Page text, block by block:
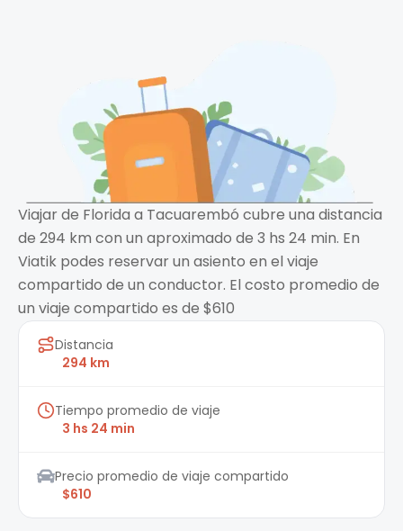
Viajar de Florida a Tacuarembó cubre una distancia
de 294 km con un aproximado de 3 hs 24 min. En
Viatik podes reservar un asiento en el viaje
compartido de un conductor. El costo promedio de
un viaje compartido es de $610
Distancia
294 km
Tiempo promedio de viaje
3 hs 24 min
Precio promedio de viaje compartido
$610